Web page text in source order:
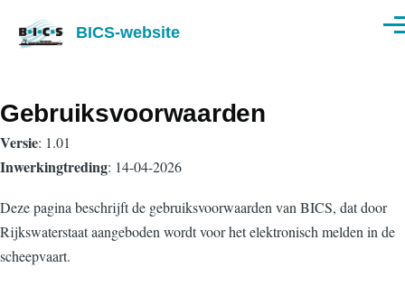
BICS-website
Gebruiksvoorwaarden
Versie: 1.01
Inwerkingtreding: 14-04-2026
Deze pagina beschrijft de gebruiksvoorwaarden van BICS, dat door
Rijkswaterstaat aangeboden wordt voor het elektronisch melden in de
scheepvaart.